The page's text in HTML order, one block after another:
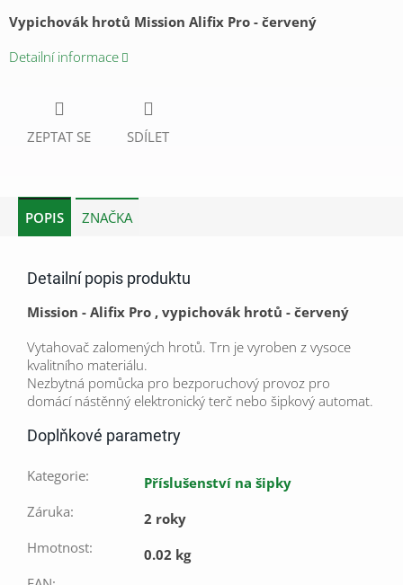
Vypichovák hrotů Mission Alifix Pro - červený
Detailní informace
ZEPTAT SE SDÍLET
POPIS ZNAČKA
Detailní popis produktu
Mission - Alifix Pro , vypichovák hrotů - červený
Vytahovač zalomených hrotů. Trn je vyroben z vysoce
kvalitního materiálu.
Nezbytná pomůcka pro bezporuchový provoz pro
domácí nástěnný elektronický terč nebo šipkový automat.
Doplňkové parametry
Kategorie:
Příslušenství na šipky
Záruka:
2 roky
Hmotnost:
0.02 kg